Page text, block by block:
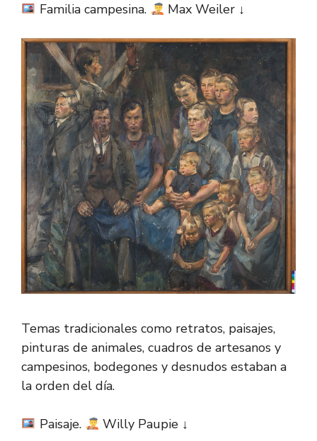
Familia campesina. Max Weiler ↓
Temas tradicionales como retratos, paisajes,
pinturas de animales, cuadros de artesanos y
campesinos, bodegones y desnudos estaban a
la orden del día.
Paisaje. Willy Paupie ↓